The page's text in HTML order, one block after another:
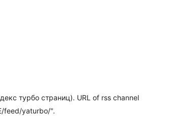
турбо страниц). URL of rss channel
feed/yaturbo/".